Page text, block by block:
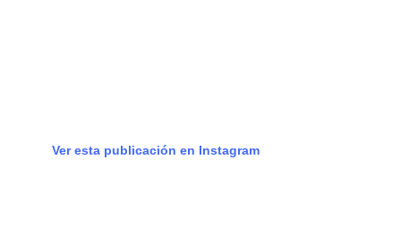
Ver esta publicación en Instagram